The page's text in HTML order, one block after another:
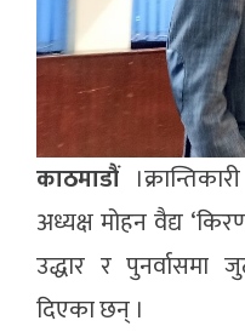
काठमाडौं
अध्यक्ष मोहन वैद्य
उद्धार र पुनर्वासमा
दिएका छन् ।